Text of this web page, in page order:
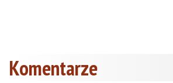
Komentarze